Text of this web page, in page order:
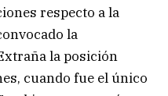
respecto a la
la
la posición
cuando fue el único